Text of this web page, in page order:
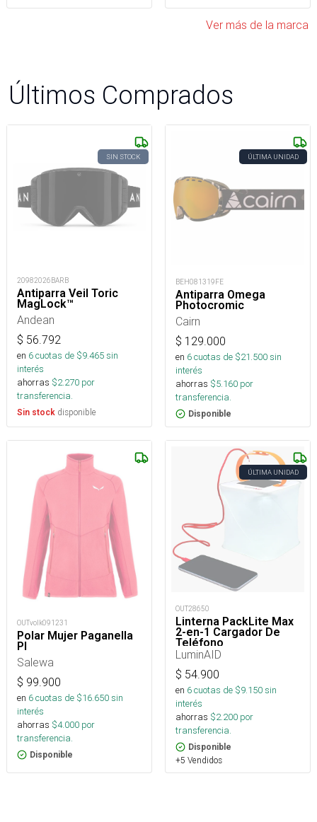
Ver más de la marca
Últimos Comprados
SIN STOCK
20982026BARB
Antiparra Veil Toric
MagLock™
Andean
$ 56.792
en 6cuotas de $9.465sin
interés
ahorras $2.270 por
transferencia.
Sin stock disponible
ÚLTIMA UNIDAD
BEH081319FE
Antiparra Omega
Photocromic
Cairn
$ 129.000
en 6cuotas de $21.500sin
interés
ahorras $5.160 por
transferencia.
Disponible
OUTvolk091231
Polar Mujer Paganella
Pl
Salewa
$ 99.900
en 6cuotas de $16.650sin
interés
ahorras $4.000 por
transferencia.
Disponible
ÚLTIMA UNIDAD
OUT28650
Linterna PackLite Max
2-en-1 Cargador De
Teléfono
LuminAID
$ 54.900
en 6cuotas de $9.150sin
interés
ahorras $2.200 por
transferencia.
Disponible
+5 Vendidos